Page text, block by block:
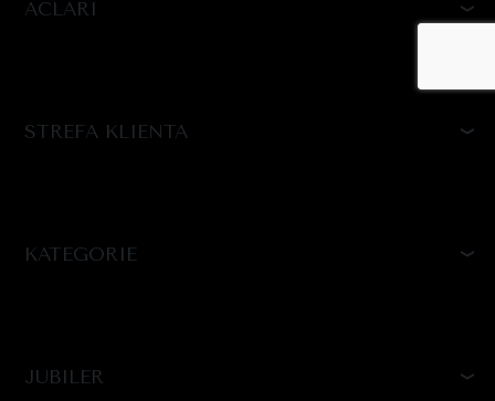
ACLARI
STREFA KLIENTA
KATEGORIE
JUBILER